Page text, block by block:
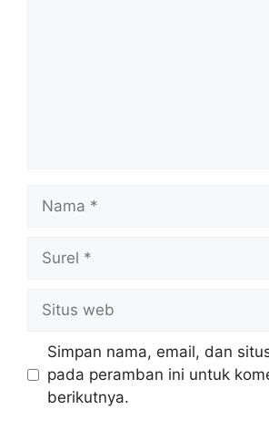
Nama
Surel
Situs
web
Simpan nama, email, dan
pada peramban ini untuk
berikutnya.